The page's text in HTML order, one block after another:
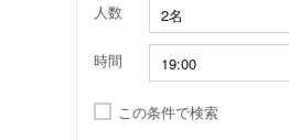
人数
時間
この条件で検索